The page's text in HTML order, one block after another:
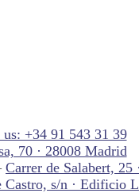
+34 91 543 31 39
70 · 28008 Madrid
Carrer de Salabert, 25
Castro, s/n · Edificio